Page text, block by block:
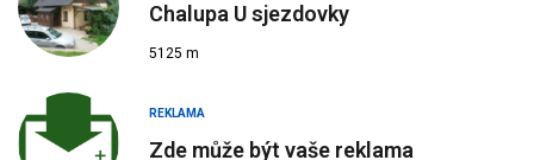
Chalupa U sjezdovky
5125 m
REKLAMA
Zde může být vaše reklama